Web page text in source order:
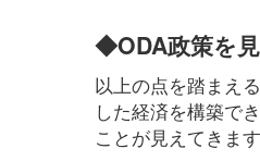
◆ODA政策を
以上の点を踏まえ
した経済を構築で
ことが見えてきます